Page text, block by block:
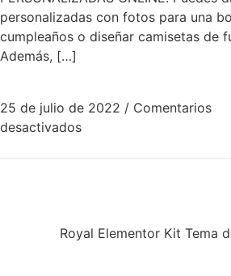
personalizadas con fotos para una
cumpleaños o diseñar camisetas de
Además, […]
25 de julio de 2022 / Comentarios
desactivadosen Diseñar Camisetas
Royal Elementor Kit Tema